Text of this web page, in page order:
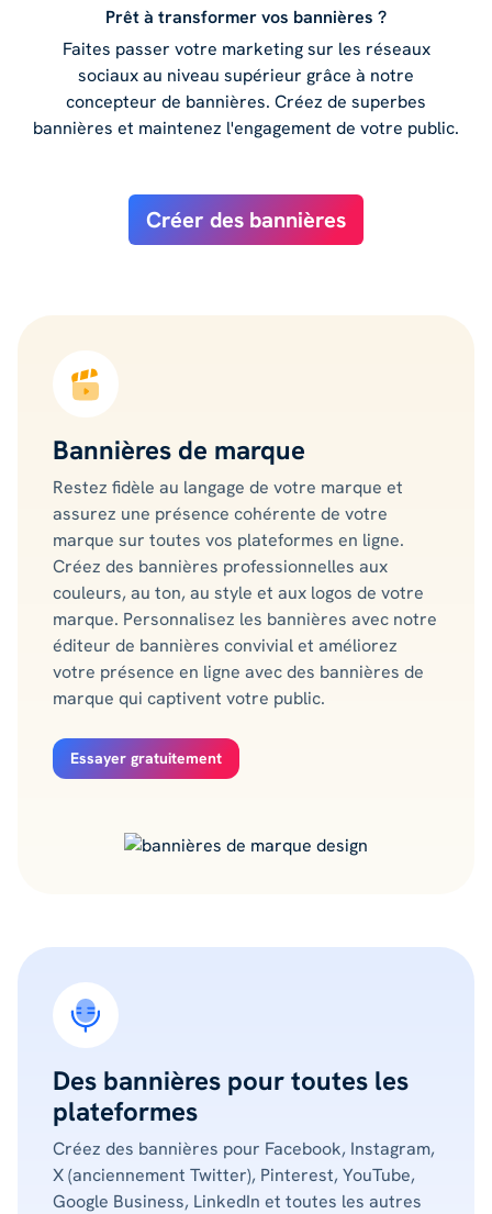
Prêt à transformer vos bannières ?
Faites passer votre marketing sur les réseaux
sociaux au niveau supérieur grâce à notre
concepteur de bannières. Créez de superbes
bannières et maintenez l'engagement de votre public.
Créer des bannières
Bannières de marque
Restez fidèle au langage de votre marque et
assurez une présence cohérente de votre
marque sur toutes vos plateformes en ligne.
Créez des bannières professionnelles aux
couleurs, au ton, au style et aux logos de votre
marque. Personnalisez les bannières avec notre
éditeur de bannières convivial et améliorez
votre présence en ligne avec des bannières de
marque qui captivent votre public.
Essayer gratuitement
Des bannières pour toutes les
plateformes
Créez des bannières pour Facebook, Instagram,
X (anciennement Twitter), Pinterest, YouTube,
Google Business, LinkedIn et toutes les autres